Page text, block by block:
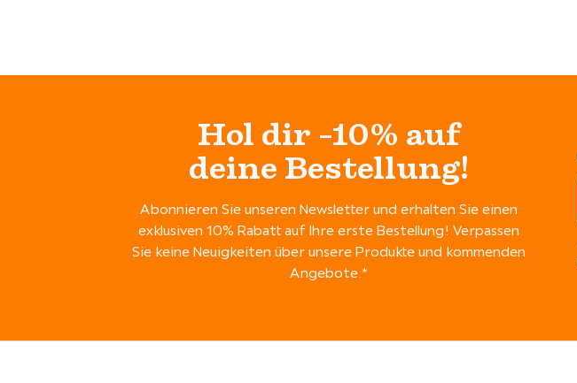
Hol dir -10% auf
deine Bestellung!
Abonnieren Sie unseren Newsletter und erhalten Sie einen
exklusiven 10% Rabatt auf Ihre erste Bestellung! Verpassen
Sie keine Neuigkeiten über unsere Produkte und kommenden
Angebote.*